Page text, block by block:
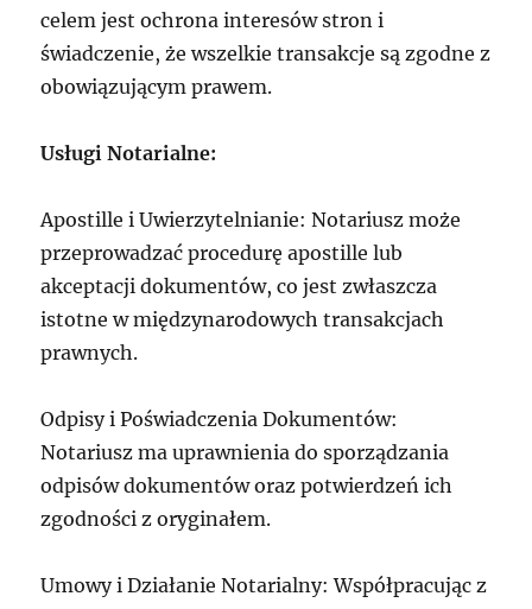
celem jest ochrona interesów stron i
świadczenie, że wszelkie transakcje są zgodne z
obowiązującym prawem.
Usługi Notarialne:
Apostille i Uwierzytelnianie: Notariusz może
przeprowadzać procedurę apostille lub
akceptacji dokumentów, co jest zwłaszcza
istotne w międzynarodowych transakcjach
prawnych.
Odpisy i Poświadczenia Dokumentów:
Notariusz ma uprawnienia do sporządzania
odpisów dokumentów oraz potwierdzeń ich
zgodności z oryginałem.
Umowy i Działanie Notarialny: Współpracując z